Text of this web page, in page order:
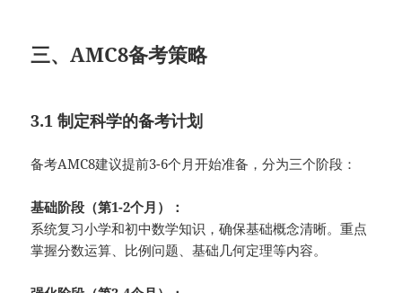
三、AMC8备考策略
3.1 制定科学的备考计划
备考AMC8建议提前3-6个月开始准备，分为三个阶段：
基础阶段（第1-2个月）：
系统复习小学和初中数学知识，确保基础概念清晰。重点
掌握分数运算、比例问题、基础几何定理等内容。